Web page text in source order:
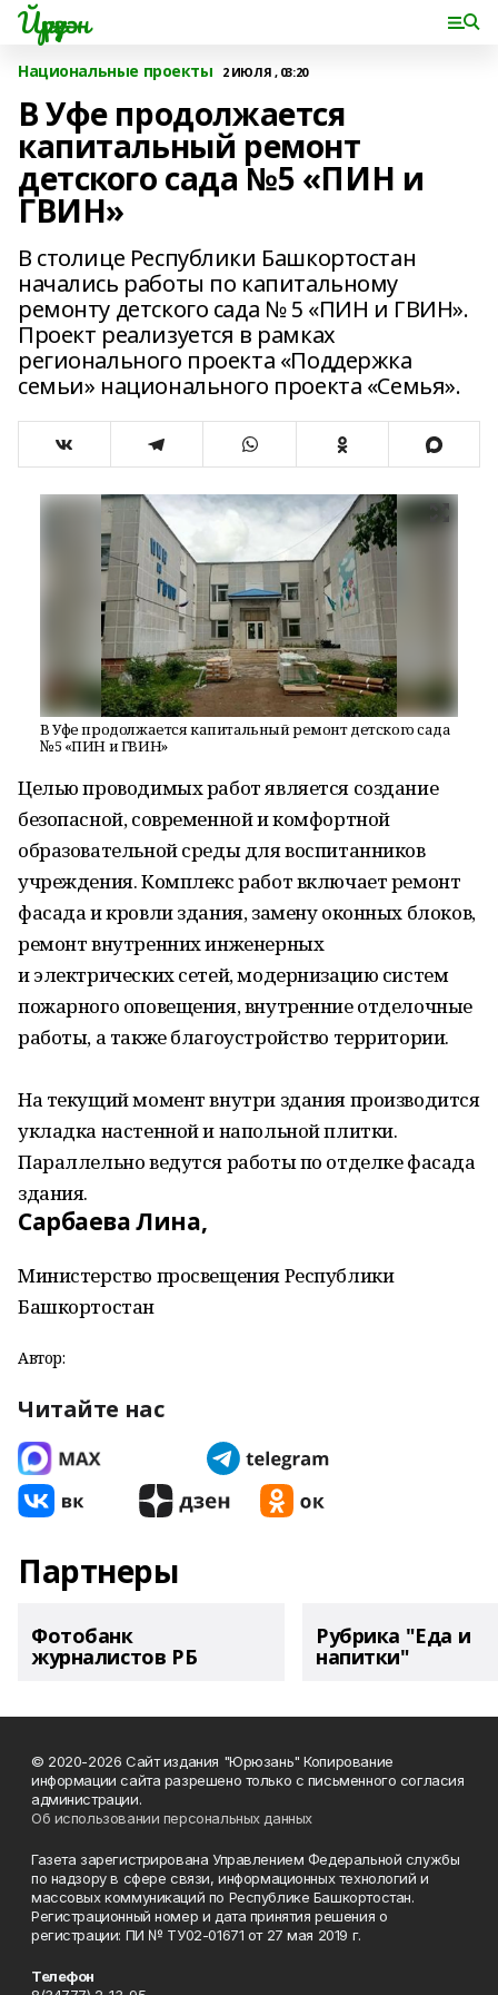
Йүрүҙән
Национальные проекты 2 ИЮЛЯ , 03:20
В Уфе продолжается
капитальный ремонт
детского сада №5 «ПИН и
ГВИН»
В столице Республики Башкортостан
начались работы по капитальному
ремонту детского сада № 5 «ПИН и ГВИН».
Проект реализуется в рамках
регионального проекта «Поддержка
семьи» национального проекта «Семья».
В Уфе продолжается капитальный ремонт детского сада
№5 «ПИН и ГВИН»
Целью проводимых работ является создание
безопасной, современной и комфортной
образовательной среды для воспитанников
учреждения. Комплекс работ включаетремонт
фасада и кровли здания, замену оконных блоков,
ремонт внутренних инженерных
и электрических сетей, модернизацию систем
пожарного оповещения, внутренние отделочные
работы, а также благоустройство территории.
На текущий момент внутри здания производится
укладка настенной и напольной плитки.
Параллельно ведутся работы по отделке фасада
здания.
Сарбаева Лина,
Министерство просвещения Республики
Башкортостан
Автор:
Читайте нас
Партнеры
Фотобанк
журналистов РБ
Рубрика "Еда и
напитки"
© 2020-2026 Сайт издания "Юрюзань" Копирование
информации сайта разрешено только с письменного согласия
администрации.
Об использовании персональных данных
Газета зарегистрирована Управлением Федеральной службы
по надзору в сфере связи, информационных технологий и
массовых коммуникаций по Республике Башкортостан.
Регистрационный номер и дата принятия решения о
регистрации: ПИ № ТУ02-01671 от 27 мая 2019 г.
Телефон